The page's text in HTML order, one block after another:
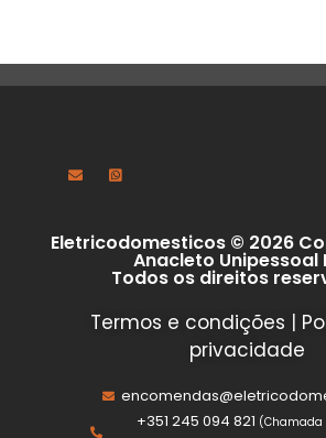
Eletricodomesticos © 2026
Anacleto Unipessoal
Todos os direitos
Termos e condições |
privacidade
+351 245 094 821 (Chamada